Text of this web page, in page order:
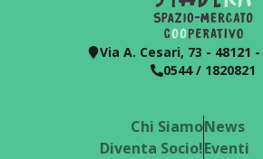
Via A. Cesari, 73 - 48121
0544 / 1820821
Chi Siamo
Diventa Socio!
News
Eventi